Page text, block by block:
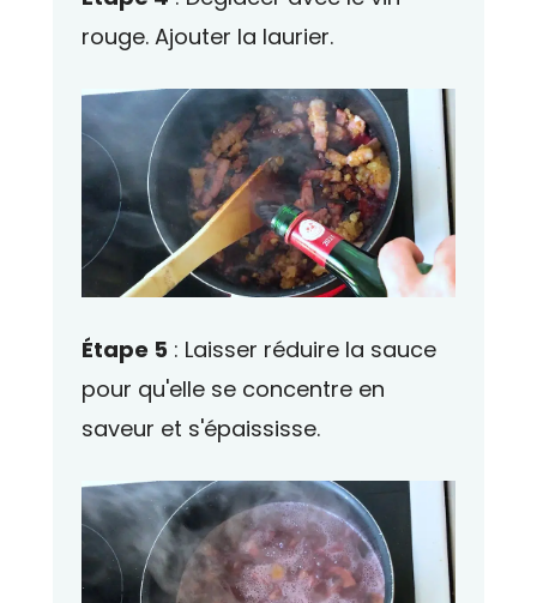
rouge. Ajouter la laurier.
Étape 5 : Laisser réduire la sauce
pour qu'elle se concentre en
saveur et s'épaississe.